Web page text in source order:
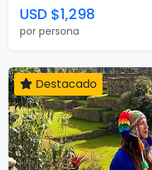
USD $1,298
por persona
Destacado